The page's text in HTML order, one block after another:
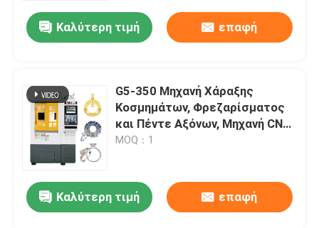
Καλύτερη τιμή επαφή
G5-350 Μηχανή Χάραξης
Κοσμημάτων, Φρεζαρίσματος
και Πέντε Αξόνων, Μηχανή CNC,
Μηχανή Χάραξης και Σήμανσης
MOQ：1
Καλύτερη τιμή επαφή